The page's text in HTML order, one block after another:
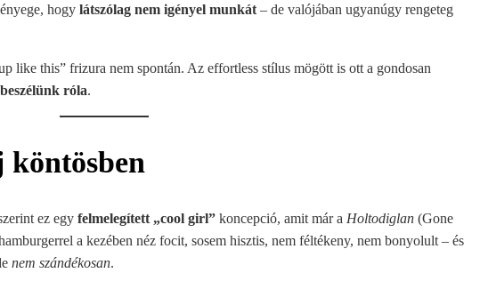
hogy látszólag nem igényel munkát – de valójában ugyanúgy rengeteg
like this” frizura nem spontán. Az effortless stílus mögött is ott a gondosan
róla.
ez egy felmelegített „cool girl” koncepció, amit már a Holtodiglan (Gone
a kezében néz focit, sosem hisztis, nem féltékeny, nem bonyolult – és
nem szándékosan.